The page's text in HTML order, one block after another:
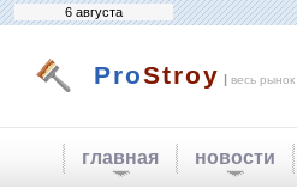
6 августа
ProStroy | весь рынок
главная новости